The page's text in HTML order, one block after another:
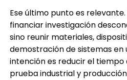
Ese último punto es
financiar investigación
sino reunir materiales,
demostración de sistemas en
intención es reducir el
prueba industrial y